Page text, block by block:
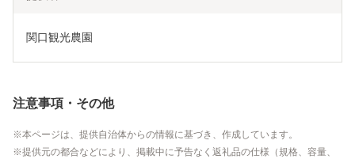
関口観光農園
注意事項・その他
本ページは、提供自治体からの情報に基づき、作成しています。
提供元の都合などにより、掲載中に予告なく返礼品の仕様（規格、容量、